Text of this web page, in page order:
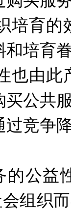
培育的
培育
也由此
公共
竞争
公益
组织